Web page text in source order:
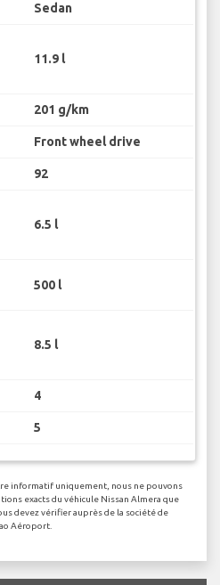
Sedan
11.9 l
201 g/km
Front wheel drive
92
6.5 l
500 l
8.5 l
4
5
informatif uniquement, nous ne pouvons
exacts du véhicule Nissan Almera que
devez vérifier auprès de la société de
Aéroport.